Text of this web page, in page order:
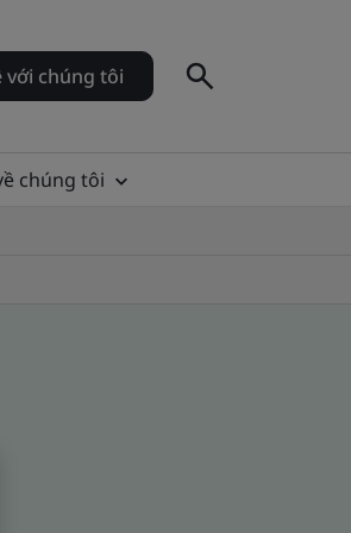
với chúng tôi
chúng tôi